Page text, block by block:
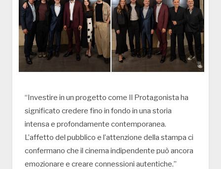
“Investire in un progetto come Il Protagonista ha
significato credere fino in fondo in una storia
intensa e profondamente contemporanea.
L’affetto del pubblico e l’attenzione della stampa ci
confermano che il cinema indipendente può ancora
emozionare e creare connessioni autentiche.”